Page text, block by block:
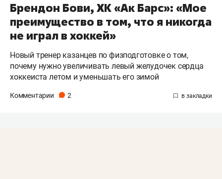
Брендон Бови, ХК «Ак Барс»: «Мое
преимущество в том, что я никогда
не играл в хоккей»
Новый тренер казанцев по физподготовке о том,
почему нужно увеличивать левый желудочек сердца
хоккеиста летом и уменьшать его зимой
Комментарии 2